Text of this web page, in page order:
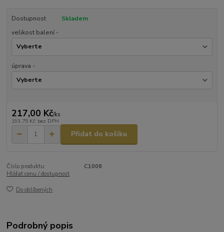
Dostupnost
Skladem
velikost balení -
úprava -
217,00 Kč/ks
193,75 Kč bez DPH
Přidat do košíku
Číslo produktu:
C1008
Hlídat cenu / dostupnost
Do oblíbených
Podrobný popis